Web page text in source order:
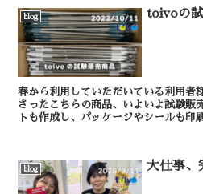
blog toivoの
春から利用していただいている利用者
さったこちらの商品、いよいよ試験販
トも作成し、パッケージやシールも印
blog 大仕事、